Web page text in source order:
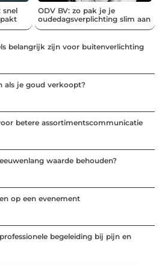
snel
ODV BV: zo pak je je
oudedagsverplichting slim aan
belangrijk zijn voor buitenverlichting
als je goud verkoopt?
betere assortimentscommunicatie
waarde behouden?
op een evenement
begeleiding bij pijn en